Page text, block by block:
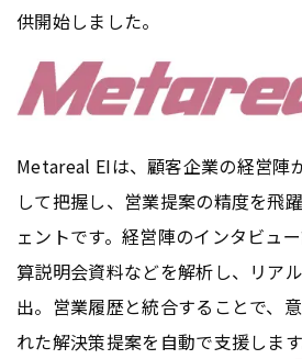
供開始しました。
Metareal EIは、顧客企業の経営陣
して把握し、営業提案の精度を飛
ェントです。経営陣のインタビュ
算説明会資料などを解析し、リア
出。営業履歴と統合することで、
れた解決策提案を自動で支援します